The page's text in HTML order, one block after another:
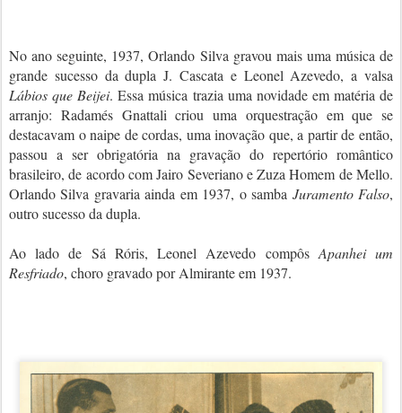
No ano seguinte, 1937, Orlando Silva gravou mais uma música de
grande sucesso da dupla J. Cascata e Leonel Azevedo, a valsa
Lábios que Beijei. Essa música trazia uma novidade em matéria de
arranjo: Radamés Gnattali criou uma orquestração em que se
destacavam o naipe de cordas, uma inovação que, a partir de então,
passou a ser obrigatória na gravação do repertório romântico
brasileiro, de acordo com Jairo Severiano e Zuza Homem de Mello.
Orlando Silva gravaria ainda em 1937, o samba Juramento Falso,
outro sucesso da dupla.
Ao lado de Sá Róris, Leonel Azevedo compôs Apanhei um
Resfriado, choro gravado por Almirante em 1937.